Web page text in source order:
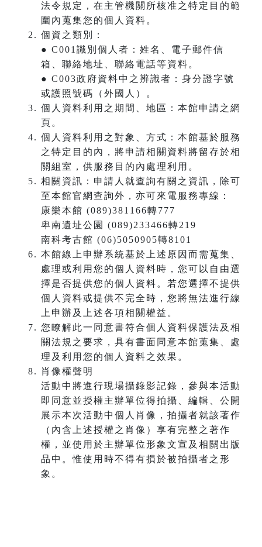
法令規定，在主管機關所核准之特定目的範
圍內蒐集您的個人資料。
個資之類別：
● C001識別個人者：姓名、電子郵件信
箱、聯絡地址、聯絡電話等資料。
● C003政府資料中之辨識者：身分證字號
或護照號碼（外國人）。
個人資料利用之期間、地區：本館申請之網
頁。
個人資料利用之對象、方式：本館基於服務
之特定目的內，將申請相關資料將留存於相
關組室，供服務目的內處理利用。
相關資訊：申請人就查詢有關之資訊，除可
至本館官網查詢外，亦可來電服務專線：
康樂本館 (089)381166轉777
卑南遺址公園 (089)233466轉219
南科考古館 (06)5050905轉8101
本館線上申辦系統基於上述原因而需蒐集、
處理或利用您的個人資料時，您可以自由選
擇是否提供您的個人資料。若您選擇不提供
個人資料或提供不完全時，您將無法進行線
上申辦及上述各項相關權益。
您瞭解此一同意書符合個人資料保護法及相
關法規之要求，具有書面同意本館蒐集、處
理及利用您的個人資料之效果。
肖像權聲明
活動中將進行現場攝錄影記錄，參與本活動
即同意並授權主辦單位得拍攝、編輯、公開
展示本次活動中個人肖像，拍攝者就該著作
（內含上述授權之肖像）享有完整之著作
權，並使用於主辦單位形象文宣及相關出版
品中。惟使用時不得有損於被拍攝者之形
象。